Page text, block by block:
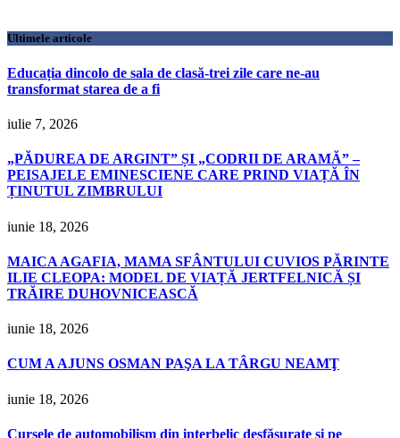
Ultimele articole
Educația dincolo de sala de clasă-trei zile care ne-au
transformat starea de a fi
iulie 7, 2026
„PĂDUREA DE ARGINT” ȘI „CODRII DE ARAMĂ” –
PEISAJELE EMINESCIENE CARE PRIND VIAȚĂ ÎN
ȚINUTUL ZIMBRULUI
iunie 18, 2026
MAICA AGAFIA, MAMA SFÂNTULUI CUVIOS PĂRINTE
ILIE CLEOPA: MODEL DE VIAȚĂ JERTFELNICĂ ȘI
TRĂIRE DUHOVNICEASCĂ
iunie 18, 2026
CUM A AJUNS OSMAN PAŞA LA TÂRGU NEAMŢ
iunie 18, 2026
Cursele de automobilism din interbelic desfășurate și pe